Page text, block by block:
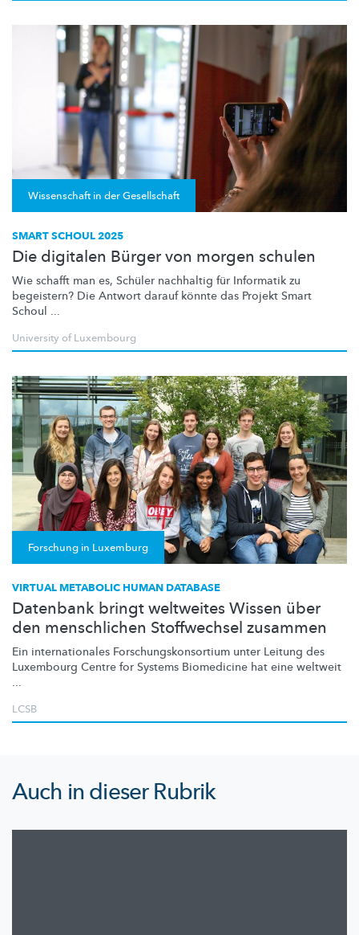
Wissenschaft in der Gesellschaft
SMART SCHOUL 2025
Die digitalen Bürger von morgen schulen
Wie schafft man es, Schüler nachhaltig für Informatik zu
begeistern? Die Antwort darauf könnte das Projekt Smart
Schoul ...
University of Luxembourg
Forschung in Luxemburg
VIRTUAL METABOLIC HUMAN DATABASE
Datenbank bringt weltweites Wissen über
den menschlichen Stoffwechsel zusammen
Ein internationales Forschungskonsortium unter Leitung des
Luxembourg Centre for Systems Biomedicine hat eine weltweit
...
LCSB
Auch in dieser Rubrik